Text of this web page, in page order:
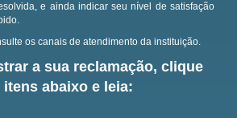
e ainda indicar seu nível de satisfação
os canais de atendimento da instituição.
a sua reclamação, clique
itens abaixo e leia: